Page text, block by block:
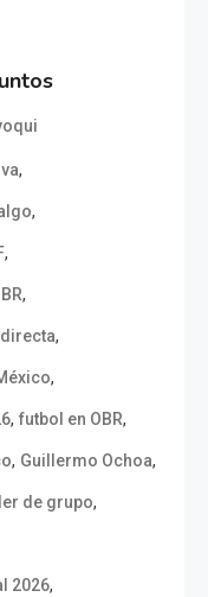
,
,
,
,
,
,
, futbol en OBR,
, Guillermo Ochoa,
de grupo,
2026,